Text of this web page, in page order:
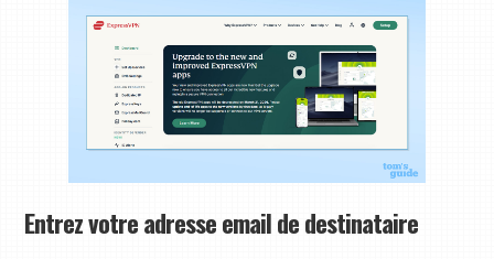
Entrez votre adresse email de destinataire